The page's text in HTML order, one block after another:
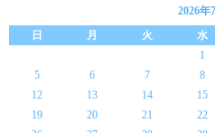
2026年
日
月 火 水
1
5
6 7 8
12
13 14 15
19
20 21 22